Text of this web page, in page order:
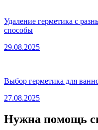
Удаление герметика с
способы
29.08.2025
Выбор герметика для
27.08.2025
Нужна помощь